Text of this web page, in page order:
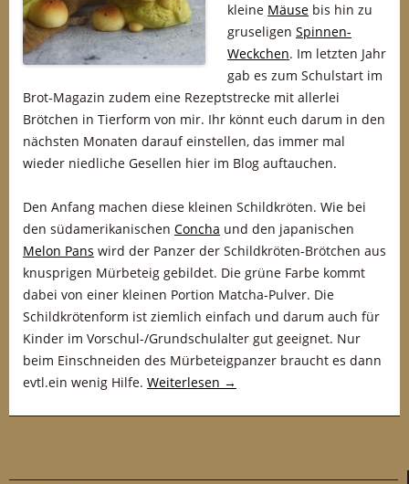
kleine Mäuse bis hin zu
gruseligen Spinnen-
Weckchen. Im letzten Jahr
gab es zum Schulstart im
Brot-Magazin zudem eine Rezeptstrecke mit allerlei
Brötchen in Tierform von mir. Ihr könnt euch darum in den
nächsten Monaten darauf einstellen, das immer mal
wieder niedliche Gesellen hier im Blog auftauchen.
Den Anfang machen diese kleinen Schildkröten. Wie bei
den südamerikanischen Concha und den japanischen
Melon Pans wird der Panzer der Schildkröten-Brötchen aus
knusprigen Mürbeteig gebildet. Die grüne Farbe kommt
dabei von einer kleinen Portion Matcha-Pulver. Die
Schildkrötenform ist ziemlich einfach und darum auch für
Kinder im Vorschul-/Grundschulalter gut geeignet. Nur
beim Einschneiden des Mürbeteigpanzer braucht es dann
evtl.ein wenig Hilfe. Weiterlesen →